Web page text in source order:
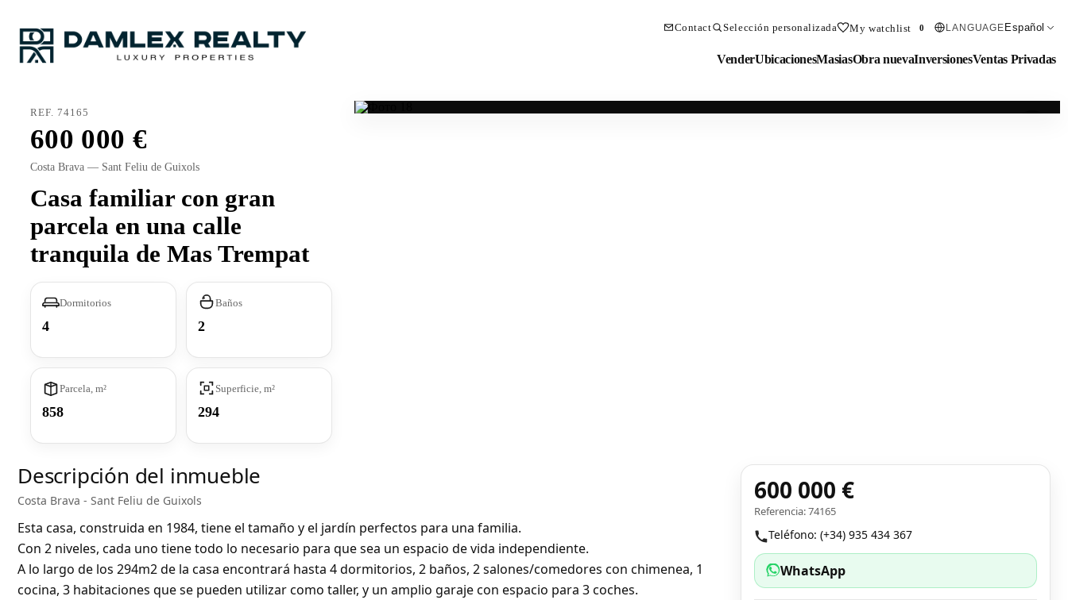
Contact Selección personalizada My watchlist 0 LANGUAGE Español
VenderUbicacionesMasiasObra nuevaInversionesVentas Privadas
REF. 74165
600 000
Costa Brava — Sant Feliu de Guixols
Casa familiar con gran
parcela en una calle
tranquila de Mas Trempat
Dormitorios
4
Baños
2
Parcela, m²
858
Superficie, m²
294
Descripción del inmueble
Costa Brava - Sant Feliu de Guixols
Esta casa, construida en 1984, tiene el tamaño y el jardín perfectos para una familia.
Con 2 niveles, cada uno tiene todo lo necesario para que sea un espacio de vida independiente.
A lo largo de los 294m2 de la casa encontrará hasta 4 dormitorios, 2 baños, 2 salones/comedores con chimenea, 1
cocina, 3 habitaciones que se pueden utilizar como taller, y un amplio garaje con espacio para 3 coches.
600 000 €
Referencia: 74165
Teléfono: (+34) 935 434 367
WhatsApp